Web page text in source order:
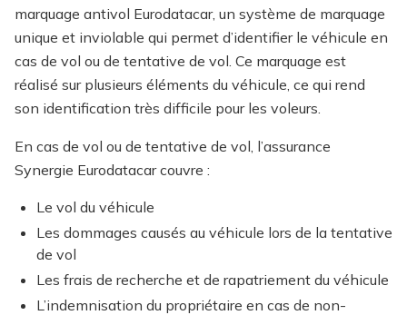
marquage antivol Eurodatacar, un système de marquage
unique et inviolable qui permet d’identifier le véhicule en
cas de vol ou de tentative de vol. Ce marquage est
réalisé sur plusieurs éléments du véhicule, ce qui rend
son identification très difficile pour les voleurs.
En cas de vol ou de tentative de vol, l’assurance
Synergie Eurodatacar couvre :
Le vol du véhicule
Les dommages causés au véhicule lors de la tentative
de vol
Les frais de recherche et de rapatriement du véhicule
L’indemnisation du propriétaire en cas de non-